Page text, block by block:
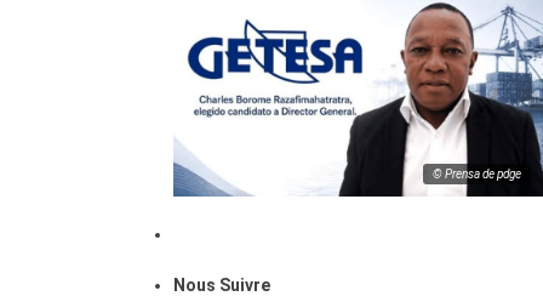
© Prensa de pdge
Nous Suivre